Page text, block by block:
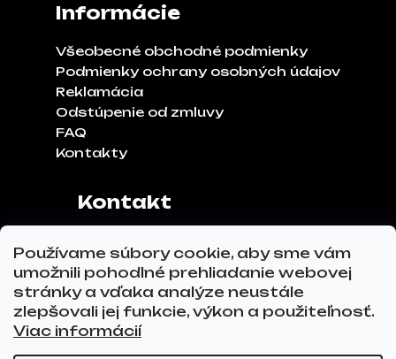
Používame súbory cookie, aby sme vám
umožnili pohodlné prehliadanie webovej
stránky a vďaka analýze neustále
zlepšovali jej funkcie, výkon a použiteľnosť.
Viac informácií
Informácie
Všeobecné obchodné podmienky
Podmienky ochrany osobných údajov
Reklamácia
Odstúpenie od zmluvy
FAQ
Kontakty
Kontakt
Hviezdoslavov
Tel.č.:0911 271 302
Email:info@glovez.sk